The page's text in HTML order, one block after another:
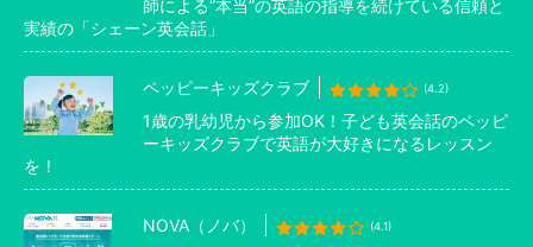
師による”本当”の英語の指導を続けている信頼と
実績の「シェーン英会話」
ペッピーキッズクラブ (4.2)
1歳の乳幼児から参加OK！子ども英会話のペッピ
ーキッズクラブで英語が大好きになるレッスン
を！
NOVA（ノバ） (4.1)